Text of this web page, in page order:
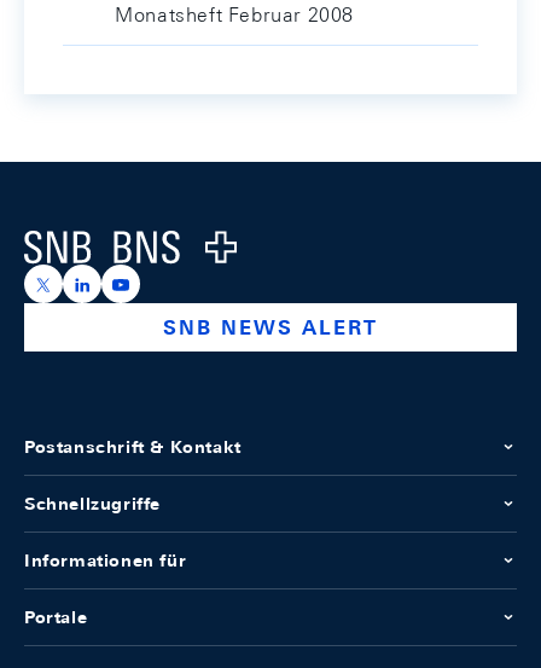
Monatsheft Februar 2008
Logo
https://x.com/snb_bns
https://ch.linkedin.com/company/swiss-national-
https://www.youtube.com/@swissnationalbank
SNB NEWS ALERT
Postanschrift & Kontakt
Schnellzugriffe
Informationen für
Portale